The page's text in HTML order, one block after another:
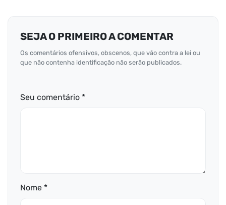
SEJA O PRIMEIRO A COMENTAR
Os comentários ofensivos, obscenos, que vão contra a lei ou
que não contenha identificação não serão publicados.
Seu comentário *
Nome *